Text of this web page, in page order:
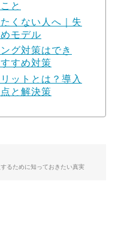
と
くない人へ｜失
モデル
グ対策はでき
すめ対策
ットとは？導入
と解決策
るために知っておきたい真実